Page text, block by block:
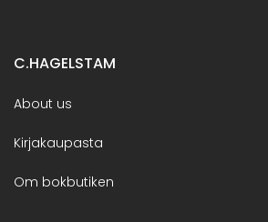
C.HAGELSTAM
About us
Kirjakaupasta
Om bokbutiken